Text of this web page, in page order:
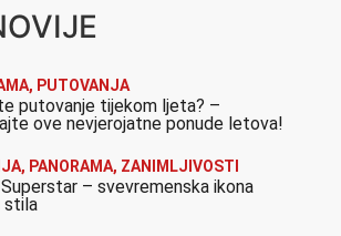
, PUTOVANJA
putovanje tijekom ljeta? –
ove nevjerojatne ponude letova!
, PANORAMA, ZANIMLJIVOSTI
– svevremenska ikona
stila